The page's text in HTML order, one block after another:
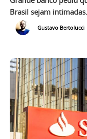
Brasil sejam intimadas.
Gustavo Bertolucci